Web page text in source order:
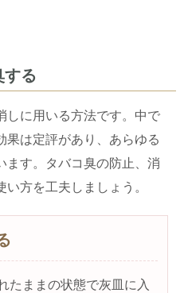
る
しに用いる方法です。中で
果は定評があり、あらゆる
ます。タバコ臭の防止、消
方を工夫しましょう。
たままの状態で灰皿に入